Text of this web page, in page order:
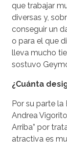
que trabajar
diversas y,
conseguir un
o para el que
lleva mucho
sostuvo
¿Cuánta
Por su parte la
Andrea
Arriba” por
atractiva es